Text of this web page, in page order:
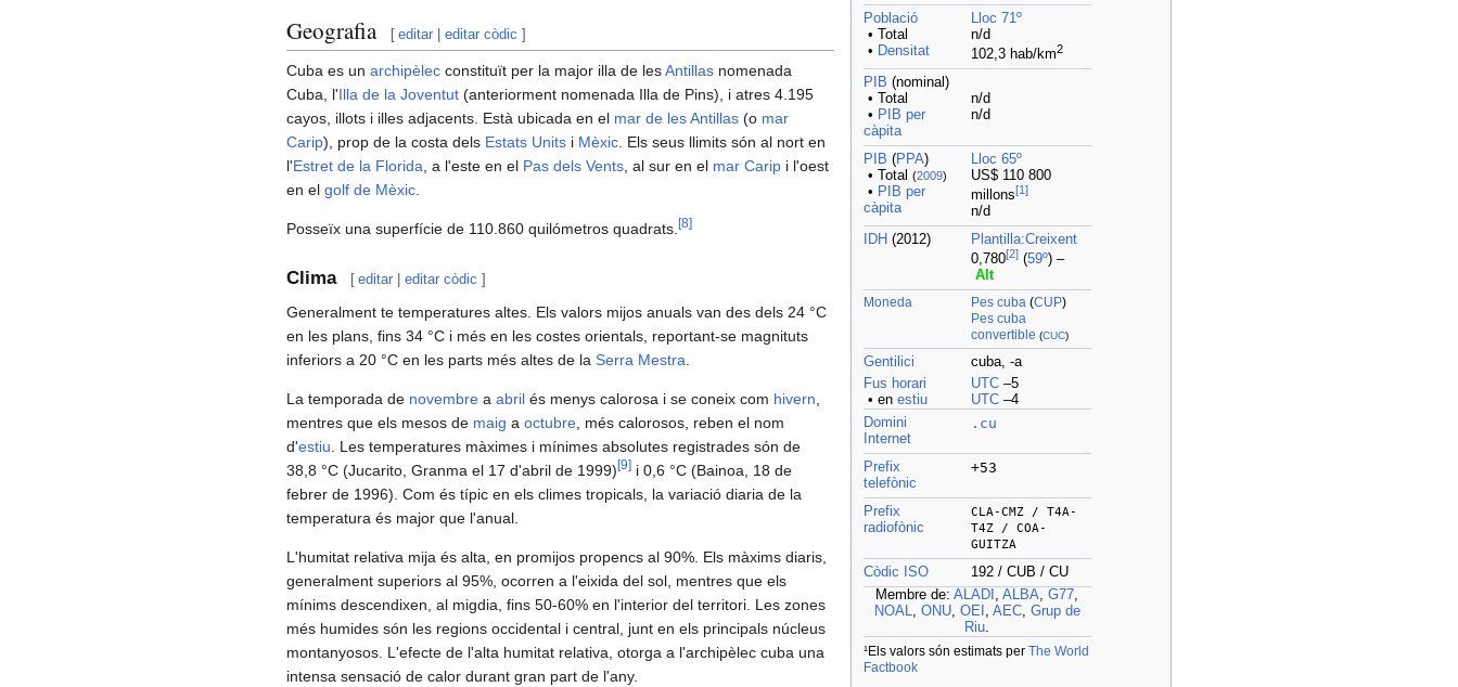
Població
• Total
• Densitat
Lloc 71º
n/d
102,3 hab/km2
PIB (nominal)
• Total
• PIB per
càpita
n/d
n/d
PIB (PPA)
• Total (2009)
• PIB per
càpita
Lloc 65º
US$ 110 800
millons[1]
n/d
IDH (2012)
Plantilla:Creixent
0,780[2](59º) –
Alt
Moneda
Pes cuba(CUP)
Pes cuba
convertible (CUC)
‎Gentilici
cuba, -a
Fus horari
• en estiu
UTC–5
UTC–4
Domini
Internet
.cu
Prefix
telefònic
+53
Prefix
radiofònic
CLA-CMZ / T4A-
T4Z / COA-
GUITZA
Còdic ISO
192 / CUB / CU
Membre de: ALADI , ALBA, G77,
NOAL, ONU, OEI , AEC, Grup de
Riu.
¹Els valors són estimats per The World
Factbook
Geografia [ editar |editar còdic ]
Cuba es un archipèlec constituït per la major illa de lesAntillas nomenada
Cuba, l'Illa de la Joventut (anteriorment nomenada Illa de Pins), i atres 4.195
cayos, illots i illes adjacents. Està ubicada en el mar de les Antillas (o mar
Carip), prop de la costa dels Estats Units i Mèxic . Els seus llimits són al nort en
l'Estret de la Florida , a l'este en el Pas dels Vents , al sur en el mar Carip i l'oest
en el golf de Mèxic
Posseïx una superfície de 110.860 quilómetros quadrats. [8]
Clima [ editar |editar còdic ]
Generalment te temperatures altes. Els valors mijos anuals van des dels 24 °C
en les plans, fins 34 °C i més en les costes orientals, reportant-se magnituts
inferiors a 20 °C en les parts més altes de la Serra Mestra.
La temporada de novembre a abril és menys calorosa i se coneix com hivern,
mentres que els mesos de maig a octubre, més calorosos, reben el nom
d'estiu. Les temperatures màximes i mínimes absolutes registrades són de
38,8 °C (Jucarito, Granma el 17 d'abril de 1999) [9] i 0,6 °C (Bainoa, 18 de
febrer de 1996). Com és típic en els climes tropicals, la variació diaria de la
temperatura és major que l'anual.
L'humitat relativa mija és alta, en promijos propencs al 90%. Els màxims diaris,
generalment superiors al 95%, ocorren a l'eixida del sol, mentres que els
mínims descendixen, al migdia, fins 50-60% en l'interior del territori. Les zones
més humides són les regions occidental i central, junt en els principals núcleus
montanyosos. L'efecte de l'alta humitat relativa, otorga a l'archipèlec cuba una
intensa sensació de calor durant gran part de l'any.